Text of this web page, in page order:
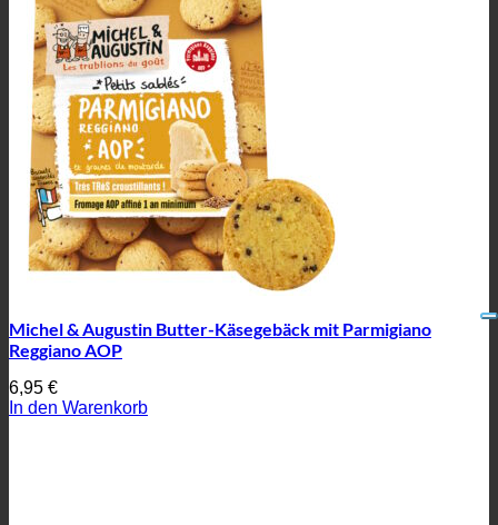
Michel & Augustin Butter-Käsegebäck mit Parmigiano
Reggiano AOP
6,95 €
In den Warenkorb